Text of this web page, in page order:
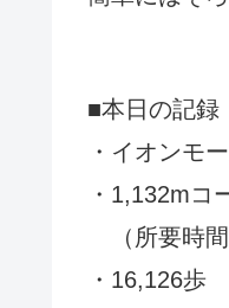
■本日の記録
・イオンモ
・1,132mコ
（所要時間
・16,126歩